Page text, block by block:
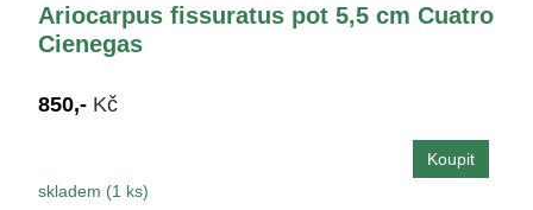
Ariocarpus fissuratus pot 5,5 cm Cuatro
Cienegas
850,- Kč
skladem (1 ks)